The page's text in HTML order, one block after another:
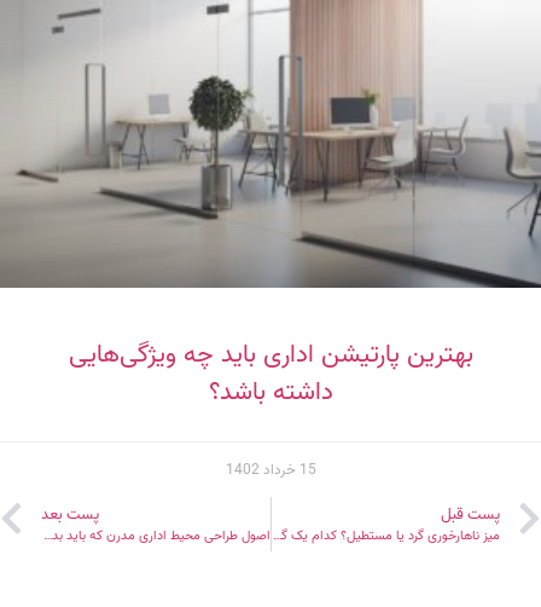
بهترین پارتیشن اداری باید چه ویژگی‌هایی
داشته باشد؟
15 خرداد 1402
پست قبل
میز ناهارخوری گرد یا مستطیل؟ کدام یک گزینه بهتری است؟
پست بعد
اصول طراحی محیط اداری مدرن که باید بدانید!